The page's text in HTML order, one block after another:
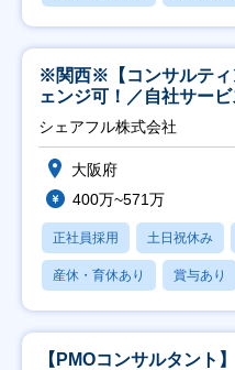
※関西※【コンサルティ
ェンジ可！／自社サー
シェアフル株式会社
大阪府
400万~571万
正社員採用 土日祝休み
産休・育休あり 賞与あり
【PMOコンサルタント